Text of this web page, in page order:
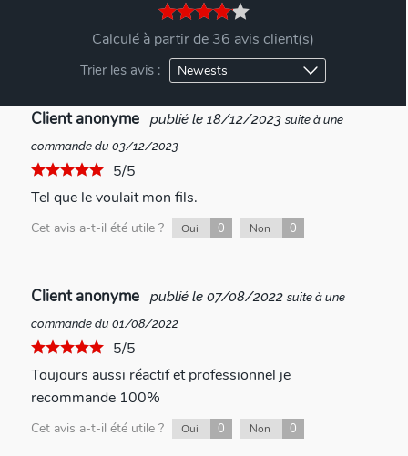
Calculé à partir de 36 avis client(s)
Trier les avis :
Client anonyme publié le 18/12/2023 suite à une
commande du 03/12/2023
5/5
Tel que le voulait mon fils.
Cet avis a-t-il été utile ? Oui 0 Non 0
Client anonyme publié le 07/08/2022 suite à une
commande du 01/08/2022
5/5
Toujours aussi réactif et professionnel je
recommande 100%
Cet avis a-t-il été utile ? Oui 0 Non 0